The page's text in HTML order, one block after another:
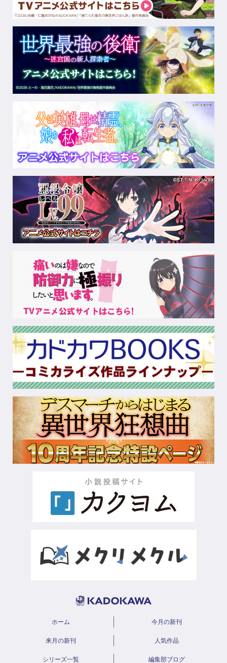
ホーム 今月の新刊
来月の新刊 人気作品
シリーズ一覧 編集部ブログ